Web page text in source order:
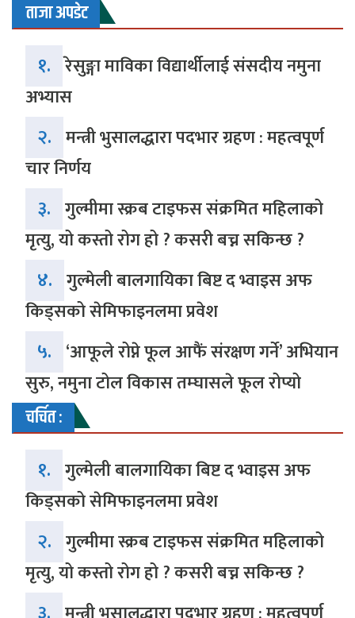
ताजा अपडेट
१. रेसुङ्गा माविका विद्यार्थीलाई संसदीय नमुना
अभ्यास
२. मन्त्री भुसालद्धारा पदभार ग्रहण : महत्वपूर्ण
चार निर्णय
३. गुल्मीमा स्क्रब टाइफस संक्रमित महिलाको
मृत्यु, यो कस्तो रोग हो ? कसरी बच्न सकिन्छ ?
४. गुल्मेली बालगायिका बिष्ट द भ्वाइस अफ
किड्सको सेमिफाइनलमा प्रवेश
५. ‘आफूले रोप्ने फूल आफैं संरक्षण गर्ने’ अभियान
सुरु, नमुना टोल विकास तम्घासले फूल रोप्यो
चर्चित :
१. गुल्मेली बालगायिका बिष्ट द भ्वाइस अफ
किड्सको सेमिफाइनलमा प्रवेश
२. गुल्मीमा स्क्रब टाइफस संक्रमित महिलाको
मृत्यु, यो कस्तो रोग हो ? कसरी बच्न सकिन्छ ?